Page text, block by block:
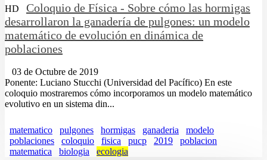
HD
Coloquio de Física - Sobre cómo las hormigas
desarrollaron la ganadería de pulgones: un modelo
matemático de evolución en dinámica de
poblaciones
03 de Octubre de 2019
Ponente: Luciano Stucchi (Universidad del Pacífico) En este
coloquio mostraremos cómo incorporamos un modelo matemático
evolutivo en un sistema din...
matematico pulgones hormigas ganaderia
modelo
poblaciones
coloquio fisica pucp 2019
poblacion
matematica
biologia ecologia